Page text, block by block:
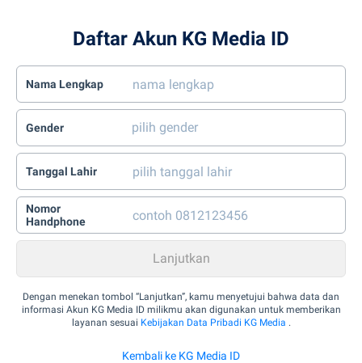
Daftar Akun KG Media ID
Nama Lengkap
Gender
Tanggal Lahir
Nomor
Handphone
Dengan menekan tombol “Lanjutkan”, kamu menyetujui bahwa data dan
informasi Akun KG Media ID milikmu akan digunakan untuk memberikan
layanan sesuai Kebijakan Data Pribadi KG Media .
Kembali ke KG Media ID